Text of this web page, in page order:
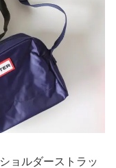
ョルダーストラッ